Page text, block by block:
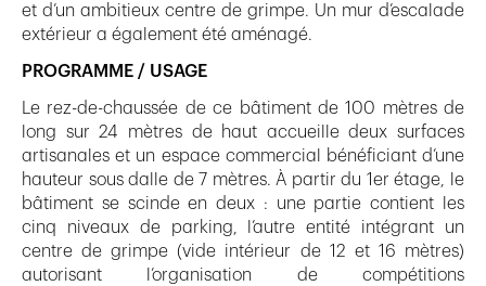
et d’un ambitieux centre de grimpe. Un mur d’escalade
extérieur a également été aménagé.
PROGRAMME / USAGE
Le rez-de-chaussée de ce bâtiment de 100 mètres de
long sur 24 mètres de haut accueille deux surfaces
artisanales et un espace commercial bénéficiant d’une
hauteur sous dalle de 7 mètres. À partir du 1er étage, le
bâtiment se scinde en deux : une partie contient les
cinq niveaux de parking, l’autre entité intégrant un
centre de grimpe (vide intérieur de 12 et 16 mètres)
autorisant l’organisation de compétitions